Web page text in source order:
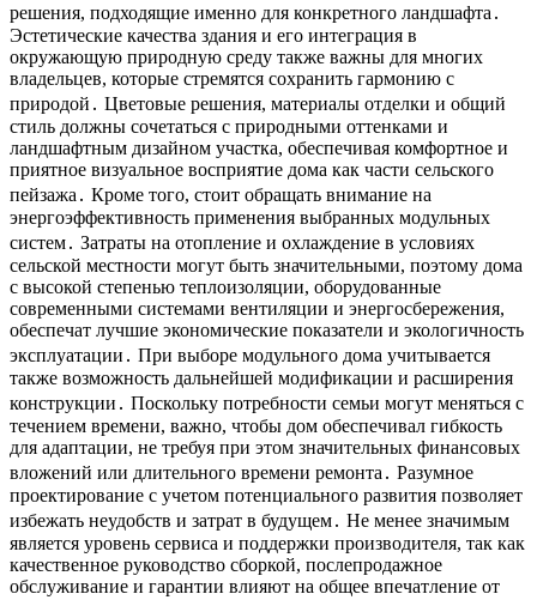
решения, подходящие именно для конкретного ландшафта․
Эстетические качества здания и его интеграция в
окружающую природную среду также важны для многих
владельцев, которые стремятся сохранить гармонию с
природой․ Цветовые решения, материалы отделки и общий
стиль должны сочетаться с природными оттенками и
ландшафтным дизайном участка, обеспечивая комфортное и
приятное визуальное восприятие дома как части сельского
пейзажа․ Кроме того, стоит обращать внимание на
энергоэффективность применения выбранных модульных
систем․ Затраты на отопление и охлаждение в условиях
сельской местности могут быть значительными, поэтому дома
с высокой степенью теплоизоляции, оборудованные
современными системами вентиляции и энергосбережения,
обеспечат лучшие экономические показатели и экологичность
эксплуатации․ При выборе модульного дома учитывается
также возможность дальнейшей модификации и расширения
конструкции․ Поскольку потребности семьи могут меняться с
течением времени, важно, чтобы дом обеспечивал гибкость
для адаптации, не требуя при этом значительных финансовых
вложений или длительного времени ремонта․ Разумное
проектирование с учетом потенциального развития позволяет
избежать неудобств и затрат в будущем․ Не менее значимым
является уровень сервиса и поддержки производителя, так как
качественное руководство сборкой, послепродажное
обслуживание и гарантии влияют на общее впечатление от